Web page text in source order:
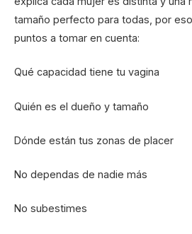
tamaño perfecto para todas, por
puntos a tomar en cuenta:
Qué capacidad tiene tu vagina
Quién es el dueño y tamaño
Dónde están tus zonas de placer
No dependas de nadie más
No subestimes